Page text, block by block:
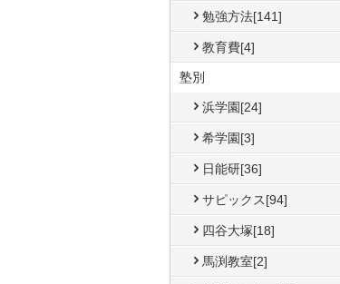
勉強方法[141]
教育費[4]
塾別
浜学園[24]
希学園[3]
日能研[36]
サピックス[94]
四谷大塚[18]
馬渕教室[2]